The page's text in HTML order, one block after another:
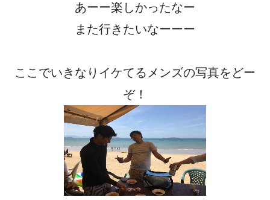
あーー楽しかったなー
また行きたいなーーー
ここでいきなりイケてるメンズの写真をどー
ぞ！